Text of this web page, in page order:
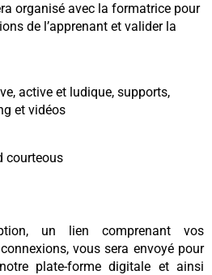
organisé avec la formatrice pour
de l’apprenant et valider la
active et ludique, supports,
et vidéos
courteous
un lien comprenant vos
vous sera envoyé pour
plate-forme digitale et ainsi